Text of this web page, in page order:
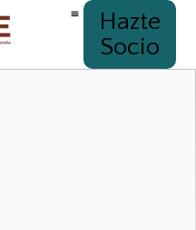
Hazte
Socio